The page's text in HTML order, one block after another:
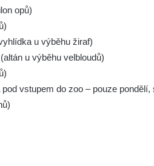
opů)
u výběhu žiraf)
u výběhu velbloudů)
vstupem do zoo – pouze pondělí,